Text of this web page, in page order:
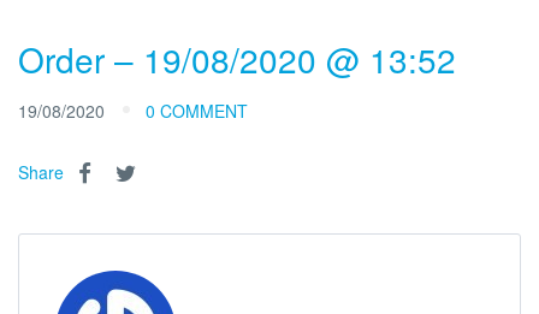
Order – 19/08/2020 @ 13:52
19/08/2020 0 COMMENT
Share